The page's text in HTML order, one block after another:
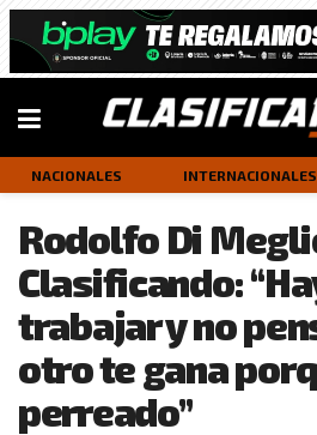
NACIONALES INTERNACIONALES
Rodolfo Di
Clasificando:
trabajar y no
otro te gana
perreado”